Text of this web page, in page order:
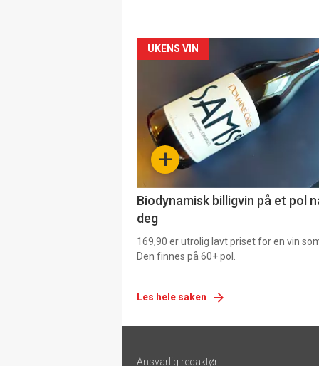
Forsiden
akkurat
nå
-
+
UKENS VIN
Biodynamisk billigvin på et pol
deg
169,90 er utrolig lavt priset for en vin
Den finnes på 60+ pol.
Les hele saken
Ansvarlig redaktør: